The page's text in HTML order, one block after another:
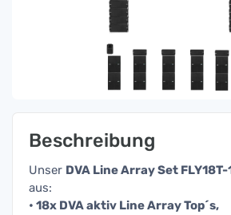
Beschreibung
Unser DVA Line Array Set
aus:
• 18x DVA aktiv Line Array Top´s,